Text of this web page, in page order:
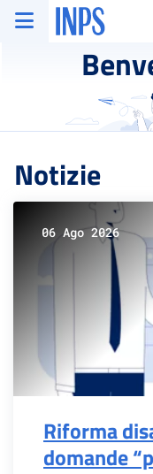
Vai al menu principale
Vai al contenuto principale
Vai al pie' di pagina
INPS ()
Notizie
06 Ago 2026
Riforma
domande